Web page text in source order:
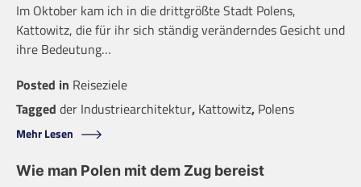
Im Oktober kam ich in die drittgrößte Stadt Polens,
Kattowitz, die für ihr sich ständig veränderndes Gesicht und
ihre Bedeutung…
Posted in Reiseziele
Tagged der Industriearchitektur, Kattowitz, Polens
Mehr Lesen
Wie man Polen mit dem Zug bereist